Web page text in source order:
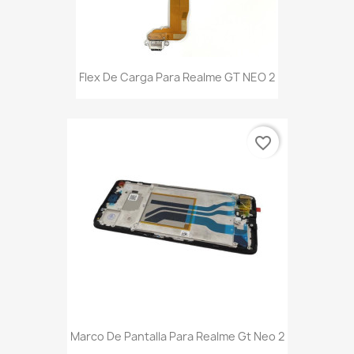
Flex De Carga Para Realme GT NEO 2
Marco De Pantalla Para Realme Gt Neo 2
favorite_border